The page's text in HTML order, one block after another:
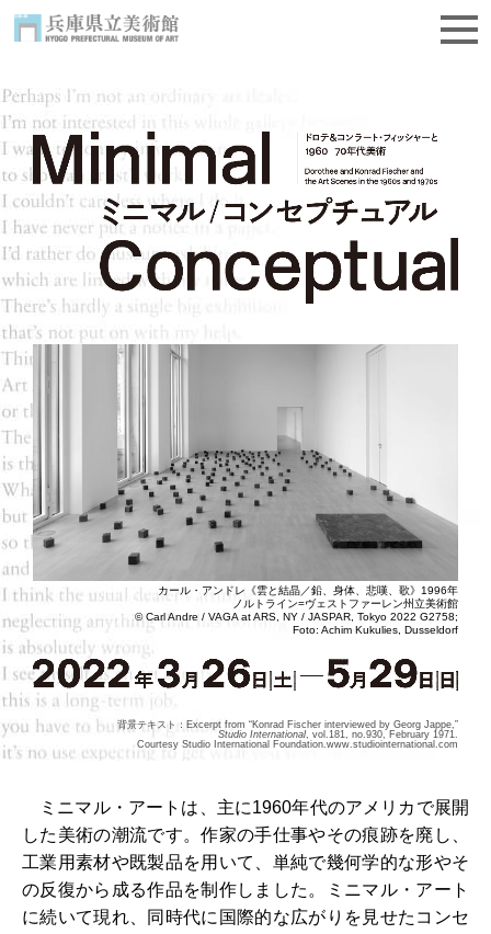
カール・アンドレ《雲と結晶／鉛、身体、悲嘆、歌》1996年
ノルトライン=ヴェストファーレン州立美術館
© Carl Andre / VAGA at ARS, NY / JASPAR, Tokyo 2022 G2758;
Foto: Achim Kukulies, Dusseldorf
背景テキスト： Excerpt from “Konrad Fischer interviewed by Georg Jappe,”
Studio International, vol.181, no.930, February 1971.
Courtesy Studio International Foundation.www.studiointernational.com
ミニマル・アートは、主に1960年代のアメリカで展開
した美術の潮流です。作家の手仕事やその痕跡を廃し、
工業用素材や既製品を用いて、単純で幾何学的な形やそ
の反復から成る作品を制作しました。ミニマル・アート
に続いて現れ、同時代に国際的な広がりを見せたコンセ